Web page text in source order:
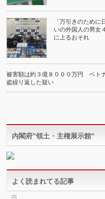
「万引きのため
いの外国人の男女
に上るおそれ
被害額は約３億８０００万円 ベト
盗繰り返した疑い
内閣府”領土・主権展示館”
よく読まれてる記事